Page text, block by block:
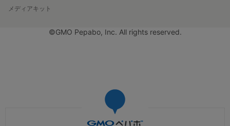
メディアキット
©GMO Pepabo, Inc. All rights reserved.